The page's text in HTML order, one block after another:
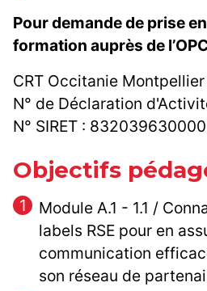
Pour demande de prise
formation auprès de
CRT Occitanie Montpellier
N° de Déclaration
N° SIRET :
Objectifs
Module A.1 - 1.1 /
labels RSE pour en
communication
son réseau de